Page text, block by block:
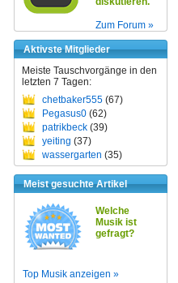
Zum Forum »
Aktivste Mitglieder
Meiste Tauschvorgänge in den
letzten 7 Tagen:
chetbaker555 (67)
Pegasus0 (62)
patrikbeck (39)
yeiting (37)
wassergarten (35)
Meist gesuchte Artikel
Welche
Musik ist
gefragt?
Top Musik anzeigen »